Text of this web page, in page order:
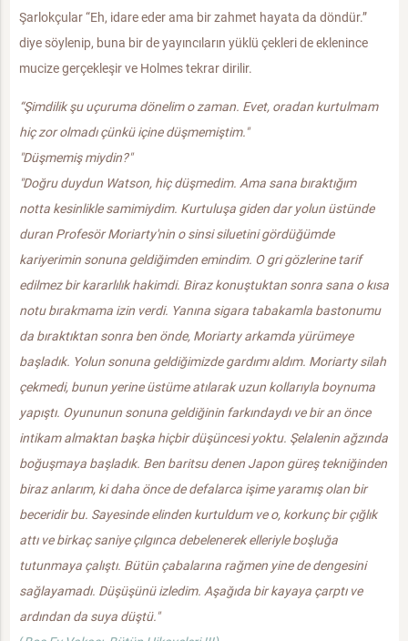
Şarlokçular “Eh, idare eder ama bir zahmet hayata da döndür.”
diye söylenip, buna bir de yayıncıların yüklü çekleri de eklenince
mucize gerçekleşir ve Holmes tekrar dirilir.
“Şimdilik şu uçuruma dönelim o zaman. Evet, oradan kurtulmam
hiç zor olmadı çünkü içine düşmemiştim."
"Düşmemiş miydin?"
"Doğru duydun Watson, hiç düşmedim. Ama sana bıraktığım
notta kesinlikle samimiydim. Kurtuluşa giden dar yolun üstünde
duran Profesör Moriarty'nin o sinsi siluetini gördüğümde
kariyerimin sonuna geldiğimden emindim. O gri gözlerine tarif
edilmez bir kararlılık hakimdi. Biraz konuştuktan sonra sana o kısa
notu bırakmama izin verdi. Yanına sigara tabakamla bastonumu
da bıraktıktan sonra ben önde, Moriarty arkamda yürümeye
başladık. Yolun sonuna geldiğimizde gardımı aldım. Moriarty silah
çekmedi, bunun yerine üstüme atılarak uzun kollarıyla boynuma
yapıştı. Oyununun sonuna geldiğinin farkındaydı ve bir an önce
intikam almaktan başka hiçbir düşüncesi yoktu. Şelalenin ağzında
boğuşmaya başladık. Ben baritsu denen Japon güreş tekniğinden
biraz anlarım, ki daha önce de defalarca işime yaramış olan bir
beceridir bu. Sayesinde elinden kurtuldum ve o, korkunç bir çığlık
attı ve birkaç saniye çılgınca debelenerek elleriyle boşluğa
tutunmaya çalıştı. Bütün çabalarına rağmen yine de dengesini
sağlayamadı. Düşüşünü izledim. Aşağıda bir kayaya çarptı ve
ardından da suya düştü."